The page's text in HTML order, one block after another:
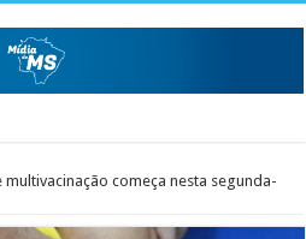
multivacinação começa nesta segunda-